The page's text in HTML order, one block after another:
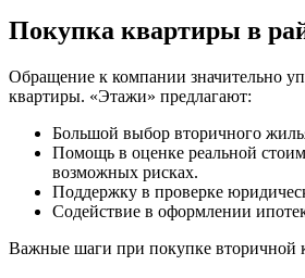
Покупка квартиры в
Обращение к компании значительно
квартиры. «Этажи» предлагают:
Большой выбор вторичного
Помощь в оценке реальной
возможных рисках.
Поддержку в проверке
Содействие в оформлении
Важные шаги при покупке вторичной